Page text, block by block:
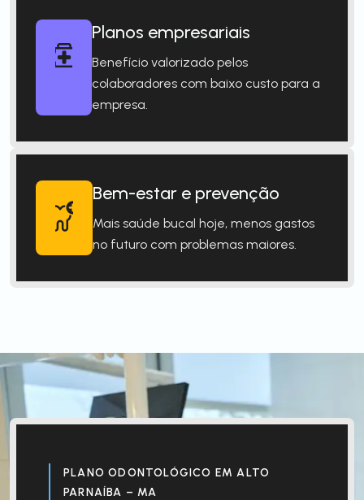
Planos empresariais
Benefício valorizado pelos
colaboradores com baixo custo para a
empresa.
Bem-estar e prevenção
Mais saúde bucal hoje, menos gastos
no futuro com problemas maiores.
PLANO ODONTOLÓGICO EM ALTO
PARNAÍBA – MA